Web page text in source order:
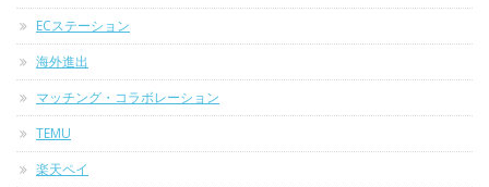
ECステーション
海外進出
マッチング・コラボレーション
TEMU
楽天ペイ